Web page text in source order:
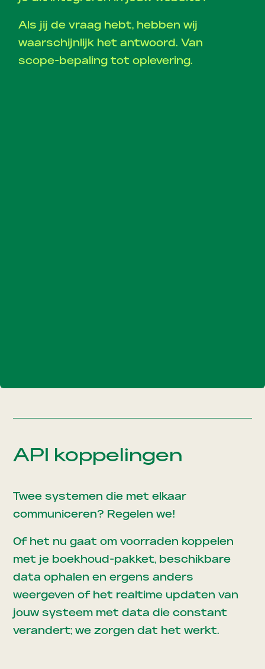
Als jij de vraag hebt, hebben wij
waarschijnlijk het antwoord. Van
scope-bepaling tot oplevering.
API koppelingen
Twee systemen die met elkaar
communiceren? Regelen we!
Of het nu gaat om voorraden koppelen
met je boekhoud-pakket, beschikbare
data ophalen en ergens anders
weergeven of het realtime updaten van
jouw systeem met data die constant
verandert; we zorgen dat het werkt.